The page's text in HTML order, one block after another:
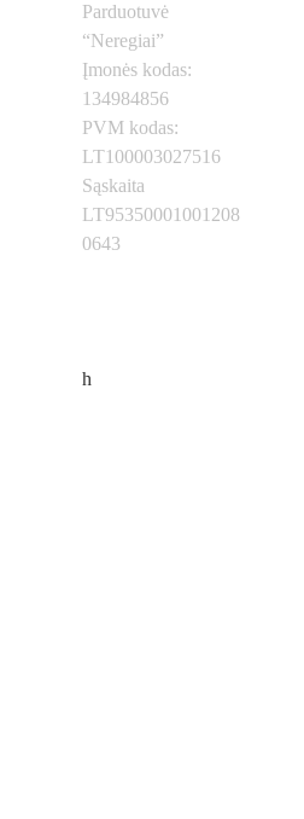
Parduotuvė
“Neregiai”
Įmonės kodas:
134984856
PVM kodas:
LT100003027516
Sąskaita
LT95350001001208
0643
h